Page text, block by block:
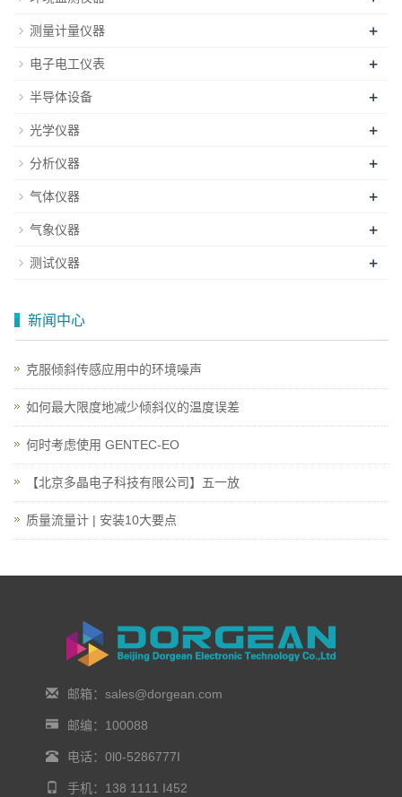
测量计量仪器 +
电子电工仪表 +
半导体设备 +
光学仪器 +
分析仪器 +
气体仪器 +
气象仪器 +
测试仪器 +
新闻中心
克服倾斜传感应用中的环境噪声
如何最大限度地减少倾斜仪的温度误差
何时考虑使用 GENTEC-EO
【北京多晶电子科技有限公司】五一放
质量流量计 | 安装10大要点
邮箱：sales@dorgean.com
邮编：100088
电话：0l0-5286777I
手机：138 1111 I452